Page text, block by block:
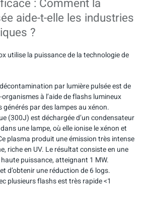
: Comment la
aide-t-elle les industries
?
utilise la puissance de la technologie de
par lumière pulsée est de
à l’aide de flashs lumineux
par des lampes au xénon.
(300J) est déchargée d’un condensateur
une lampe, où elle ionise le xénon et
plasma produit une émission très intense
riche en UV. Le résultat consiste en une
puissance, atteignant 1 MW.
d’obtenir une réduction de 6 logs.
plusieurs flashs est très rapide <1